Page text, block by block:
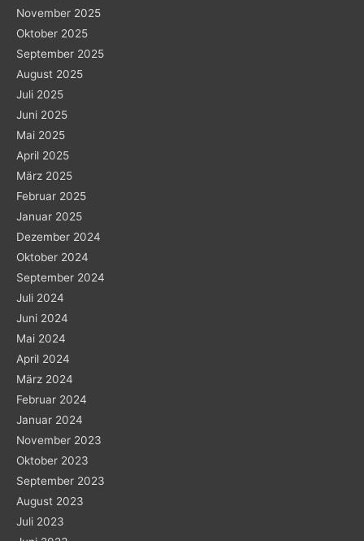
November 2025
Oktober 2025
September 2025
August 2025
Juli 2025
Juni 2025
Mai 2025
April 2025
März 2025
Februar 2025
Januar 2025
Dezember 2024
Oktober 2024
September 2024
Juli 2024
Juni 2024
Mai 2024
April 2024
März 2024
Februar 2024
Januar 2024
November 2023
Oktober 2023
September 2023
August 2023
Juli 2023